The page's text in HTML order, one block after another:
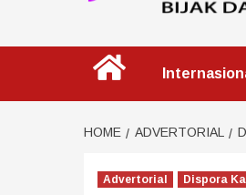
HOME ADVERTORIAL
Advertorial Dispora